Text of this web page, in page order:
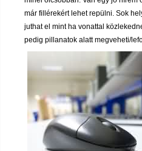
már fillérekért lehet repülni. Sok
juthat el mint ha vonattal
pedig pillanatok alatt megveheti/